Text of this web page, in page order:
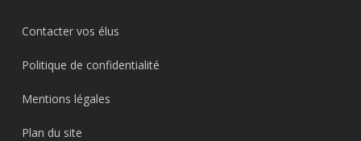
Contacter vos élus
Politique de confidentialité
Mentions légales
Plan du site